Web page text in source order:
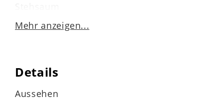
verdeckter Reißverschluss
Mehr anzeigen...
Details
Aussehen